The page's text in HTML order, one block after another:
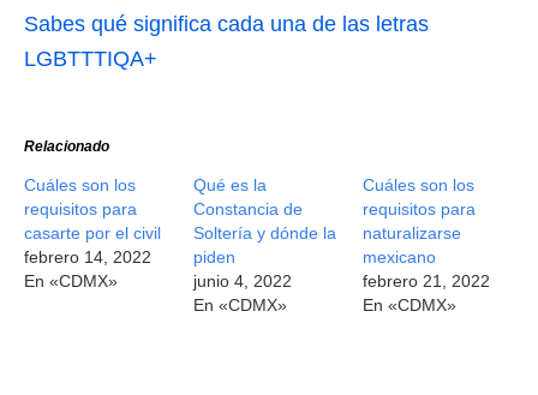
Sabes qué significa cada una de las letras
LGBTTTIQA+
Relacionado
Cuáles son los
requisitos para
casarte por el civil
febrero 14, 2022
En «CDMX»
Qué es la
Constancia de
Soltería y dónde la
piden
junio 4, 2022
En «CDMX»
Cuáles son los
requisitos para
naturalizarse
mexicano
febrero 21, 2022
En «CDMX»